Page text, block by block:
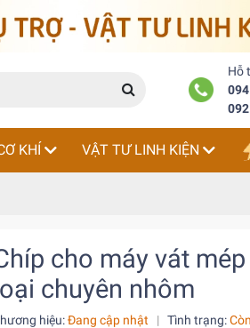
Hỗ
KHÍ VẬT TƯ LINH KIỆN
cho máy vát
chuyên nhôm
hiệu:Đang cập nhật | Tình trạng: